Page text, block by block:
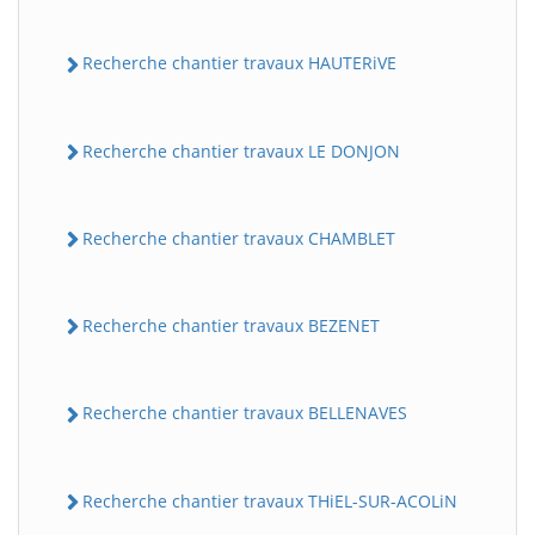
Recherche chantier travaux HAUTERiVE
Recherche chantier travaux LE DONJON
Recherche chantier travaux CHAMBLET
Recherche chantier travaux BEZENET
Recherche chantier travaux BELLENAVES
Recherche chantier travaux THiEL-SUR-ACOLiN